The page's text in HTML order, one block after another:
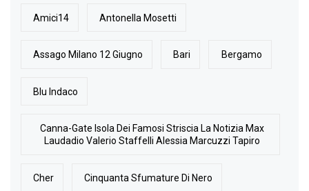
Amici14 Antonella Mosetti
Assago Milano 12 Giugno Bari Bergamo
Blu Indaco
Canna-Gate Isola Dei Famosi Striscia La Notizia Max
Laudadio Valerio Staffelli Alessia Marcuzzi Tapiro
Cher Cinquanta Sfumature Di Nero